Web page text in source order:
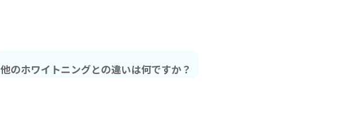
他のホワイトニングとの違いは何ですか？